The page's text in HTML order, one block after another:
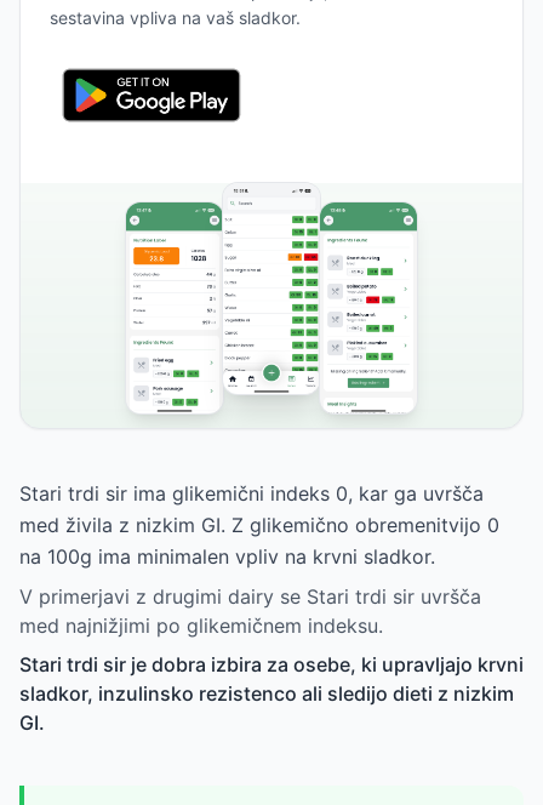
sestavina vpliva na vaš sladkor.
Stari trdi sir ima glikemični indeks 0, kar ga uvršča
med živila z nizkim GI. Z glikemično obremenitvijo 0
na 100g ima minimalen vpliv na krvni sladkor.
V primerjavi z drugimi dairy se Stari trdi sir uvršča
med najnižjimi po glikemičnem indeksu.
Stari trdi sir je dobra izbira za osebe, ki upravljajo krvni
sladkor, inzulinsko rezistenco ali sledijo dieti z nizkim
GI.